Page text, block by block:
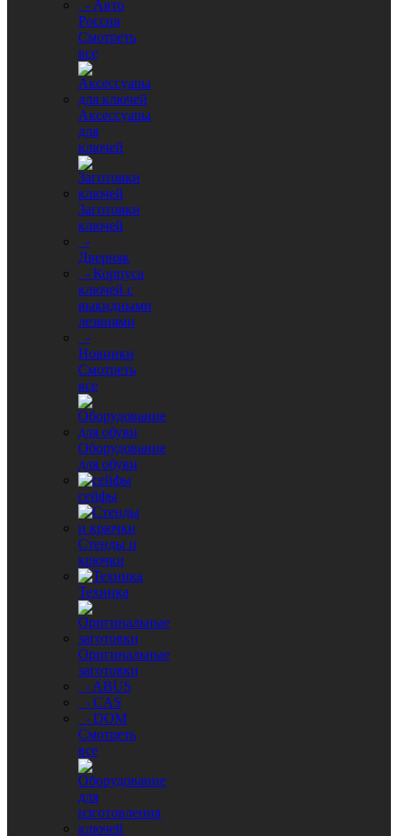
- Авто
Россия
Смотреть
все
Аксессуары
для
ключей
Заготовки
ключей
-
Дверняк
- Корпуса
ключей с
выкидными
лезвиями
-
Новинки
Смотреть
все
Оборудование
для обуви
сейфы
Стенды и
крючки
Техника
Оригинальные
заготовки
- ABUS
- CAS
- DOM
Смотреть
все